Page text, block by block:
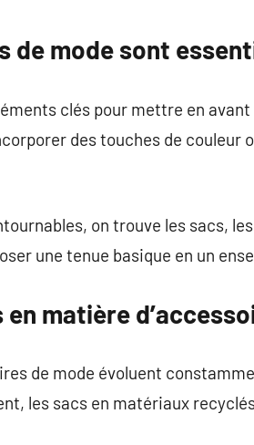
de mode sont
clés pour mettre en
des touches de couleur
on trouve les sacs,
une tenue basique en un
matière
de mode évoluent
les sacs en matériaux